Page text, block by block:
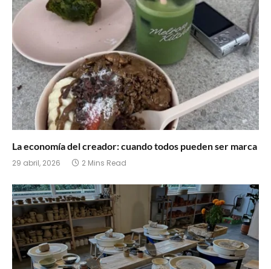
La economía del creador: cuando todos pueden ser marca
29 abril, 2026 2 Mins Read